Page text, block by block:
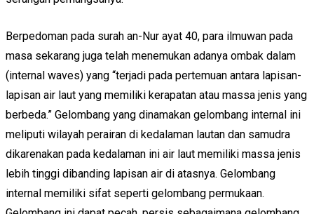
Berpedoman pada surah an-Nur ayat 40, para ilmuwan pada
masa sekarang juga telah menemukan adanya ombak dalam
(internal waves) yang “terjadi pada pertemuan antara lapisan-
lapisan air laut yang memiliki kerapatan atau massa jenis yang
berbeda.” Gelombang yang dinamakan gelombang internal ini
meliputi wilayah perairan di kedalaman lautan dan samudra
dikarenakan pada kedalaman ini air laut memiliki massa jenis
lebih tinggi dibanding lapisan air di atasnya. Gelombang
internal memiliki sifat seperti gelombang permukaan.